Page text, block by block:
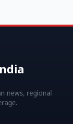
news, regional